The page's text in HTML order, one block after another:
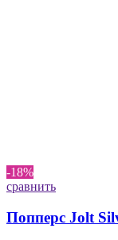
-18%
сравнить
Попперс Jolt